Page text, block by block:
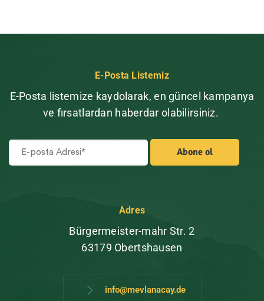
E-Posta Listemiz
E-Posta listemize kaydolarak, en güncel kampanya
ve fırsatlardan haberdar olabilirsiniz.
Adres
Bürgermeister-mahr Str. 2
63179 Obertshausen
info@mevlanacay.de